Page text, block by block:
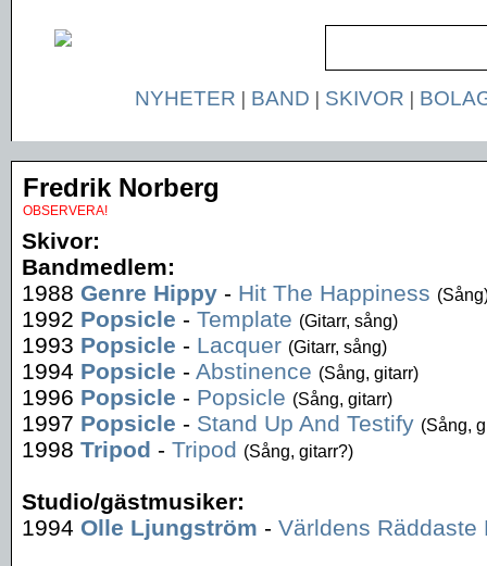
NYHETER | BAND | SKIVOR |
Fredrik Norberg
OBSERVERA!
Skivor:
Bandmedlem:
1988 Genre Hippy - Hit The Happiness
1992 Popsicle - Template (Gitarr, sång)
1993 Popsicle - Lacquer (Gitarr, sång)
1994 Popsicle - Abstinence (Sång, gitarr)
1996 Popsicle - Popsicle (Sång, gitarr)
1997 Popsicle - Stand Up And Testify (Sång,
1998 Tripod - Tripod (Sång, gitarr?)
Studio/gästmusiker:
1994 Olle Ljungström - Världens Räddaste